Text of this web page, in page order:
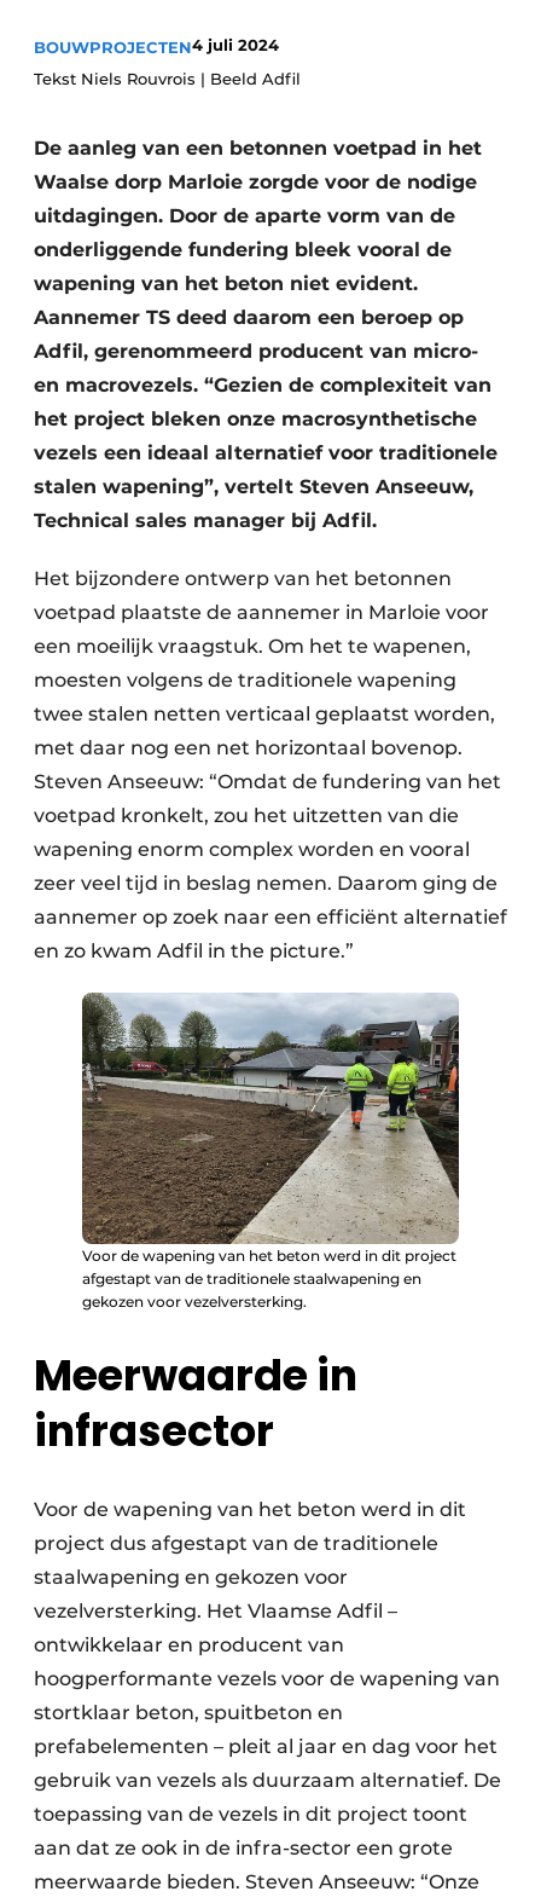
Vacatures
Aanmelden
Bedrijven
Bedrijven
Contact
Akoestiek
Brandveiligheid
BIM
Evenementen
Dak & Gevel
Houtbouw
HVAC
Interieurarchitectuur
Renovatie
Software
Toegangscontrole
Veiligheid & Opleiding
Zonwering
BOUWPROJECTEN4 juli 2024
Tekst Niels Rouvrois | Beeld Adfil
De aanleg van een betonnen voetpad in het
Waalse dorp Marloie zorgde voor de nodige
uitdagingen. Door de aparte vorm van de
onderliggende fundering bleek vooral de
wapening van het beton niet evident.
Aannemer TS deed daarom een beroep op
Adfil, gerenommeerd producent van micro-
en macrovezels. “Gezien de complexiteit van
het project bleken onze macrosynthetische
vezels een ideaal alternatief voor traditionele
stalen wapening”, vertelt Steven Anseeuw,
Technical sales manager bij Adfil.
Het bijzondere ontwerp van het betonnen
voetpad plaatste de aannemer in Marloie voor
een moeilijk vraagstuk. Om het te wapenen,
moesten volgens de traditionele wapening
twee stalen netten verticaal geplaatst worden,
met daar nog een net horizontaal bovenop.
Steven Anseeuw: “Omdat de fundering van het
voetpad kronkelt, zou het uitzetten van die
wapening enorm complex worden en vooral
zeer veel tijd in beslag nemen. Daarom ging de
aannemer op zoek naar een efficiënt alternatief
en zo kwam Adfil in the picture.”
Voor de wapening van het beton werd in dit project
afgestapt van de traditionele staalwapening en
gekozen voor vezelversterking.
Meerwaarde in
infrasector
Voor de wapening van het beton werd in dit
project dus afgestapt van de traditionele
staalwapening en gekozen voor
vezelversterking. Het Vlaamse Adfil –
ontwikkelaar en producent van
hoogperformante vezels voor de wapening van
stortklaar beton, spuitbeton en
prefabelementen – pleit al jaar en dag voor het
gebruik van vezels als duurzaam alternatief. De
toepassing van de vezels in dit project toont
aan dat ze ook in de infra-sector een grote
meerwaarde bieden. Steven Anseeuw: “Onze